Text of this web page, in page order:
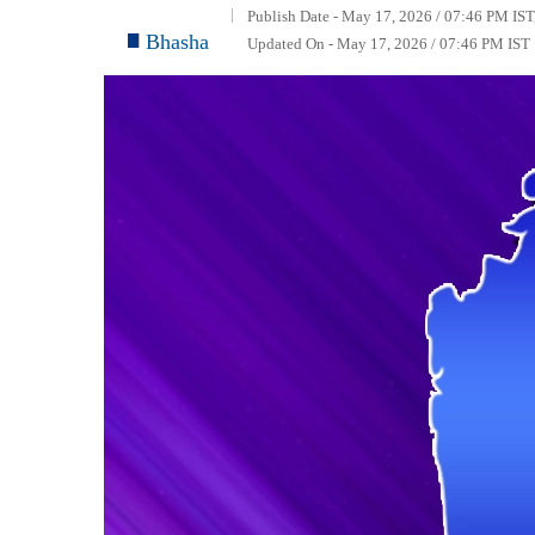
Bhasha
Publish Date - May 17, 2026 / 07:46 PM
Updated On - May 17, 2026 / 07:46 PM IST